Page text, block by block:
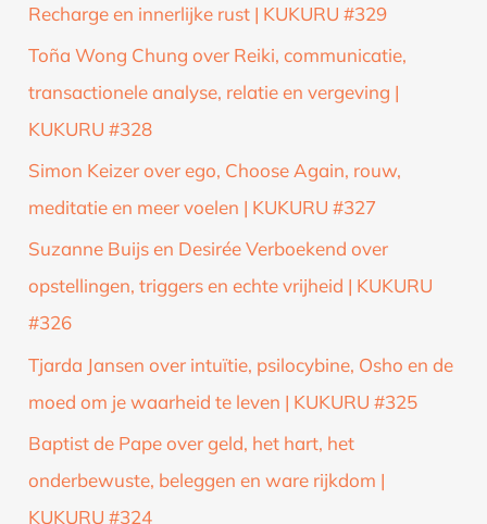
Recharge en innerlijke rust | KUKURU #329
Toña Wong Chung over Reiki, communicatie,
transactionele analyse, relatie en vergeving |
KUKURU #328
Simon Keizer over ego, Choose Again, rouw,
meditatie en meer voelen | KUKURU #327
Suzanne Buijs en Desirée Verboekend over
opstellingen, triggers en echte vrijheid | KUKURU
#326
Tjarda Jansen over intuïtie, psilocybine, Osho en de
moed om je waarheid te leven | KUKURU #325
Baptist de Pape over geld, het hart, het
onderbewuste, beleggen en ware rijkdom |
KUKURU #324